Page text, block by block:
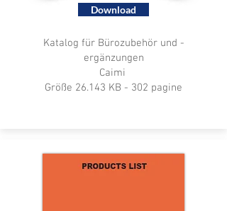
Download
Katalog für Bürozubehör und -
ergänzungen
Caimi
Größe 26.143 KB - 302 pagine